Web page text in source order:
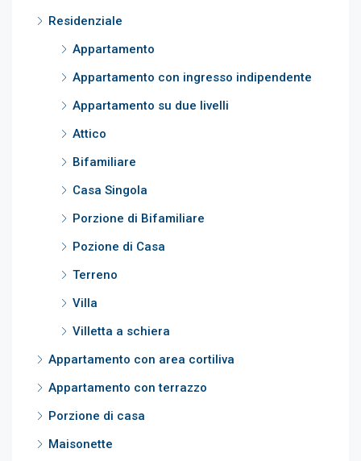
Residenziale
Appartamento
Appartamento con ingresso indipendente
Appartamento su due livelli
Attico
Bifamiliare
Casa Singola
Porzione di Bifamiliare
Pozione di Casa
Terreno
Villa
Villetta a schiera
Appartamento con area cortiliva
Appartamento con terrazzo
Porzione di casa
Maisonette